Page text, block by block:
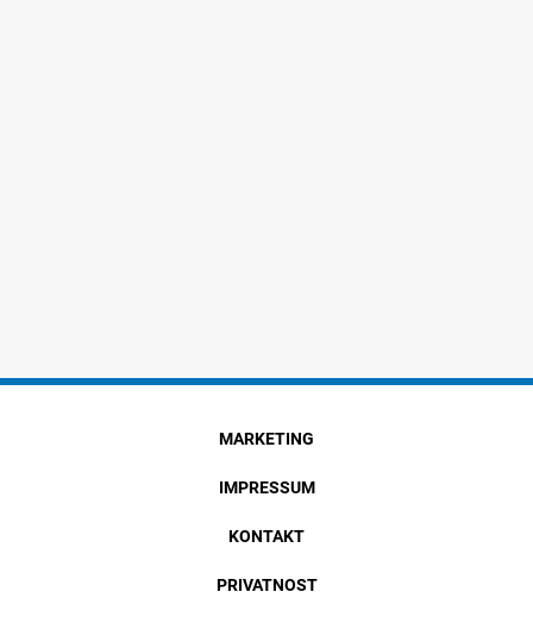
MARKETING
IMPRESSUM
KONTAKT
PRIVATNOST